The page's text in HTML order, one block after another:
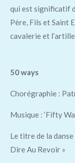
qui est significatif
Père, Fils et Saint
cavalerie et
50 ways
Chorégraphie :
Musique : ‘Fifty
Le titre de la
Dire Au Revoir »